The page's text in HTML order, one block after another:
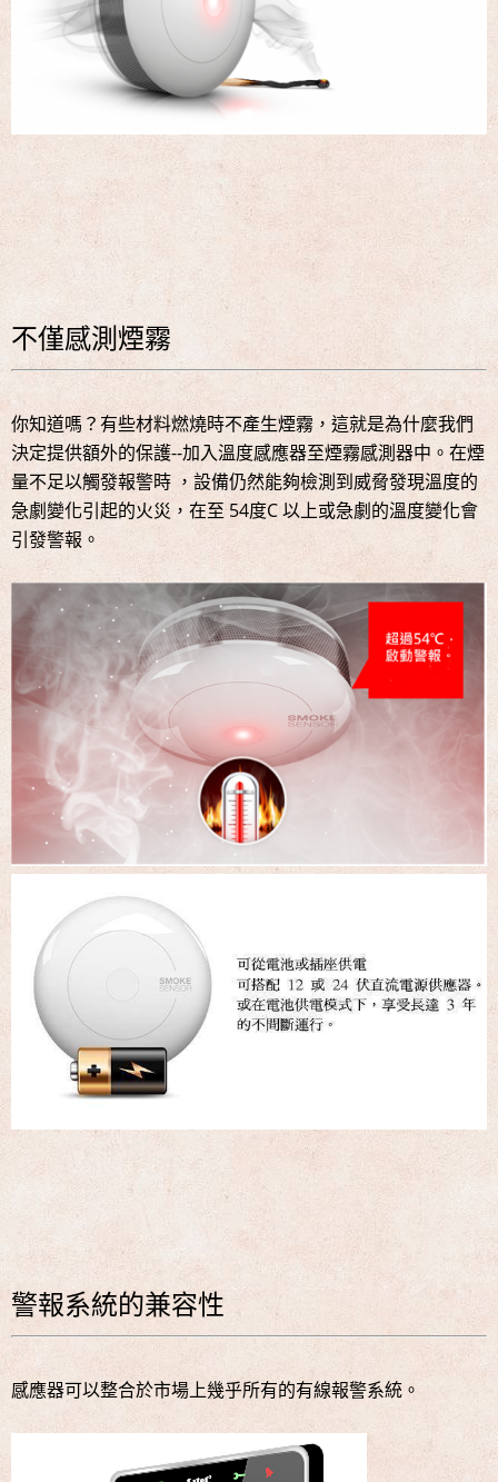
不僅感測煙霧
你知道嗎？有些材料燃燒時不產生煙霧，這就是為什麼我們
決定提供額外的保護--加入溫度感應器至煙霧感測器中。在煙
量不足以觸發報警時 ，設備仍然能夠檢測到威脅發現溫度的
急劇變化引起的火災，在至 54度C 以上或急劇的溫度變化會
引發警報。
警報系統的兼容性
感應器可以整合於市場上幾乎所有的有線報警系統。